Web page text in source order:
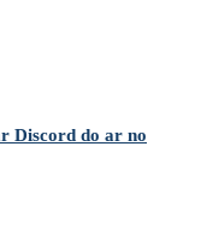
Discord do ar no